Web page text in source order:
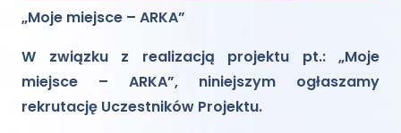
„Moje miejsce – ARKA”
W związku z realizacją projektu pt.: „Moje
miejsce – ARKA”, niniejszym ogłaszamy
rekrutację Uczestników Projektu.